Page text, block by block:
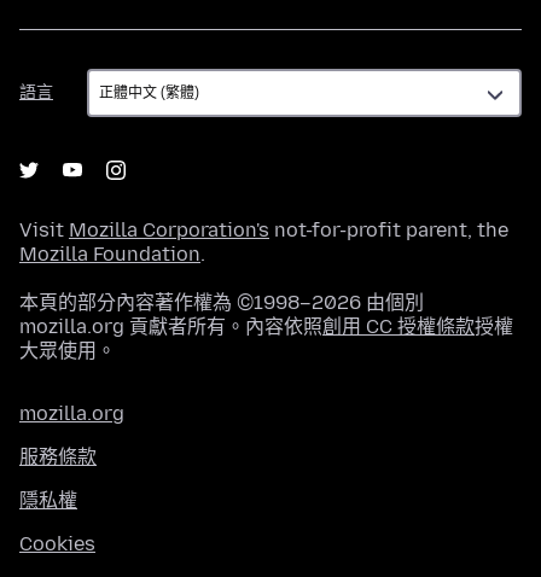
語言
語
言
Visit Mozilla Corporation's not-for-profit parent, the
Mozilla Foundation.
本頁的部分內容著作權為 ©1998–2026 由個別
mozilla.org 貢獻者所有。內容依照創用 CC 授權條款授權
大眾使用。
mozilla.org
服務條款
隱私權
Cookies